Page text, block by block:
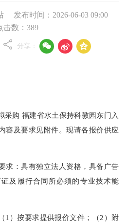
发布时间：2026-06-03 09:00
击数： 389
分享：   
购 福建省水土保持科教园东门入
容及要求见附件。现请各报价供应
：具有独立法人资格，具备广告
及履行合同所必须的专业技术能
按要求提供报价文件；（2）附